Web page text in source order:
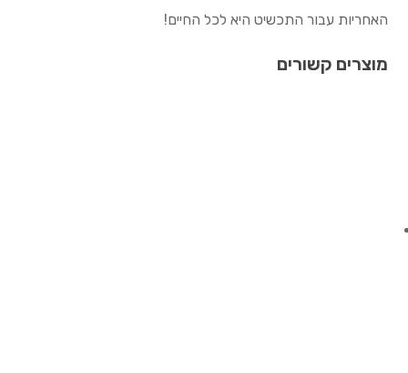
האחריות עבור התכשיט היא לכל החיים!
מוצרים קשורים